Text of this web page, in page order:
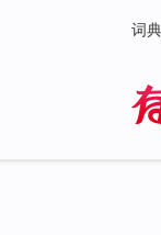
词典